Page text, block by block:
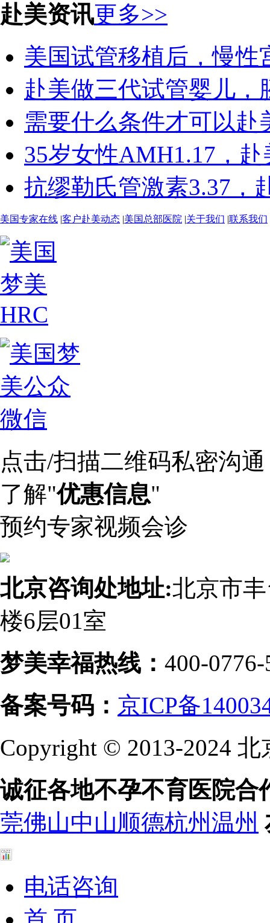
赴美资讯更多>>
美国试管移植后，慢性
赴美做三代试管婴儿，
需要什么条件才可以赴
35岁女性AMH1.17，赴
抗缪勒氏管激素3.37，
美国专家在线 |客户赴美动态 |美国总部医院 |关于我们 |联系我们
点击/扫描二维码私密沟通
了解"优惠信息"
预约专家视频会诊
北京咨询处地址:北京市
楼6层01室
梦美幸福热线： 400-0776-
备案号码： 京ICP备
Copyright © 2013-2024
诚征各地不孕不育医院合
莞佛山中山顺德杭州温州
电话咨询